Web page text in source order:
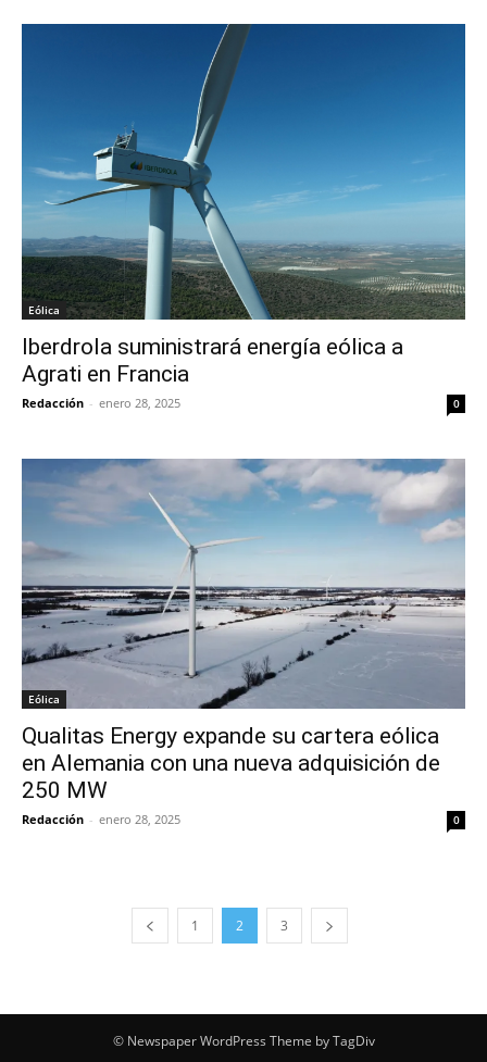
Eólica
Iberdrola suministrará energía eólica a
Agrati en Francia
Redacción - enero 28, 2025 0
Eólica
Qualitas Energy expande su cartera eólica
en Alemania con una nueva adquisición de
250 MW
Redacción - enero 28, 2025 0
1 2 3
© Newspaper WordPress Theme by TagDiv